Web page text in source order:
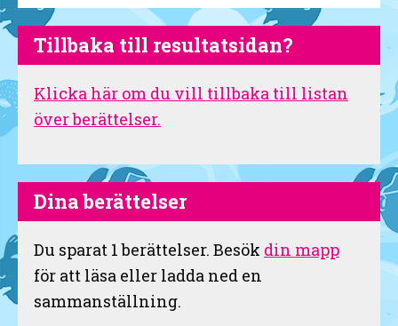
Tillbaka till resultatsidan?
Klicka här om du vill tillbaka till listan
över berättelser.
Dina berättelser
Du sparat 1berättelser. Besök din mapp
för att läsa eller ladda ned en
sammanställning.